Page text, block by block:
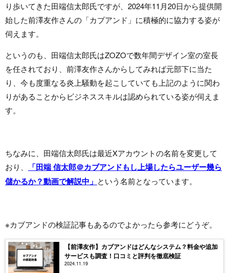
り歩いてきた田端信太郎氏ですが、2024年11月20日から提供開
始した前澤友作さんの「カブアンド」に積極的に協力する姿が
伺えます。
というのも、田端信太郎氏はZOZOで数年間デザイン室の室長
を任されており、前澤友作さんからしてみれば元部下に当た
り、今も度重なる炎上騒動を起こしていても上記のように関わ
りがあることからビジネススキルは認められている姿が伺えま
す。
ちなみに、田端信太郎氏は最近Xアカウントの名前を変更して
おり、
「田端 信太郎＠カブアンドもし上場したらユーザー幾ら
儲かるか？動画で解説中」 という名前となっています。
※カブアンドの検証記事もあるのでよかったら参考にどうぞ。
【前澤友作】カブアンドはどんなシステム？料金や追加
サービスも調査！口コミと評判を徹底検証
2024.11.19